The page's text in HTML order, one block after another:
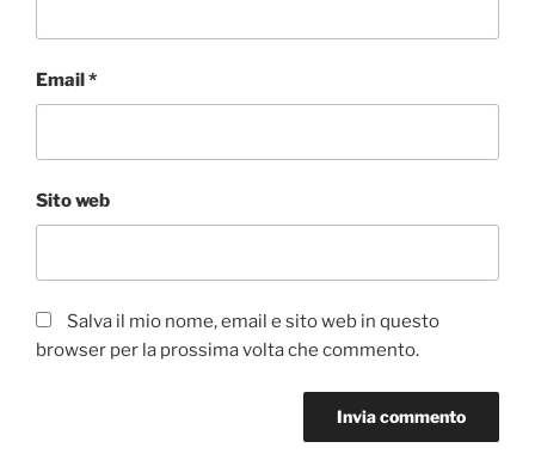
Email*
Sito web
Salva il mio nome, email e sito web in questo
browser per la prossima volta che commento.